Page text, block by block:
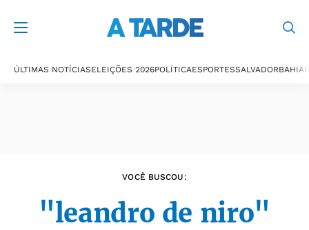
ÚLTIMAS NOTÍCIASELEIÇÕES 2026POLÍTICAESPORTESSALVADORBAHIA
VOCÊ BUSCOU:
"leandro de niro"